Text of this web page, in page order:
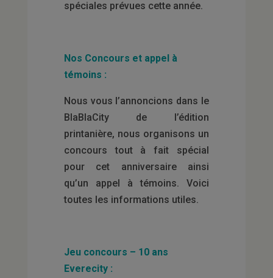
spéciales prévues cette année.
Nos Concours et appel à
témoins :
Nous vous l’annoncions dans le
BlaBlaCity de l’édition
printanière, nous organisons un
concours tout à fait spécial
pour cet anniversaire ainsi
qu’un appel à témoins. Voici
toutes les informations utiles.
Jeu concours – 10 ans
Everecity :